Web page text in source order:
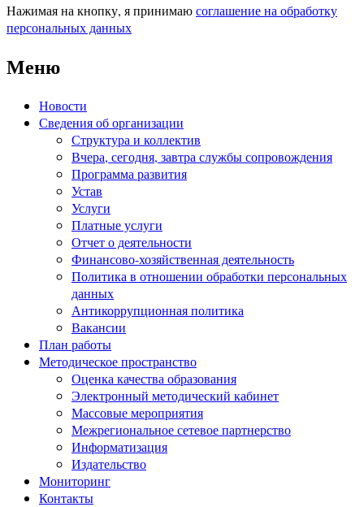
Нажимая на кнопку, я принимаюсоглашение на обработку
персональных данных
Меню
Новости
Сведения об организации
Структура и коллектив
Вчера, сегодня, завтра службы сопровождения
Программа развития
Устав
Услуги
Платные услуги
Отчет о деятельности
Финансово-хозяйственная деятельность
Политика в отношении обработки персональных
данных
Антикоррупционная политика
Вакансии
План работы
Методическое пространство
Оценка качества образования
Электронный методический кабинет
Массовые мероприятия
Межрегиональное сетевое партнерство
Информатизация
Издательство
Мониторинг
Контакты